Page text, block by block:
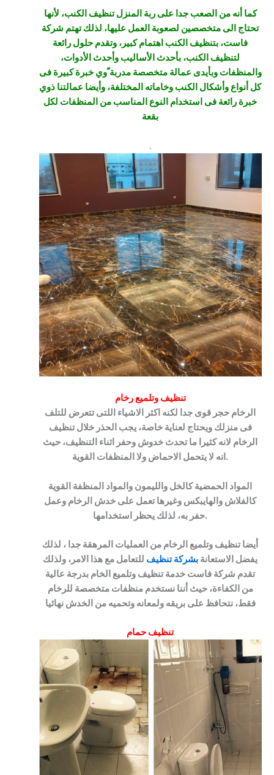
كما أنه من الصعب جدا على ربة المنزل تنظيف الكنب، لأنها
تحتاج الى متخصصين لصعوبة العمل عليها، لذلك تهتم شركة
فاست، بتنظيف الكنب اهتمام كبير، وتقدم حلول رائعة
لتنظيف الكنب، بأحدث الأساليب وأحدث الأدوات،
والمنظفات وبأيدى عمالة متخصصة مدربة ّوي خبرة كبيرة فى
كل أنواع وأشكال الكنب وخاماته المختلفة، وأيضا عمالتنا ذوي
خبرة رائعة فى استخدام النوع المناسب من المنظفات لكل
بقعة
.
تنظيف وتلميع رخام
الرخام حجر قوى جدا لكنه اكثر الاشياء اللتى تتعرض للتلف
فى منزلك ويحتاج لعناية خاصة، يجب الحذر خلال تنظيف
الرخام لانه كثيرا ما تحدث خدوش وحفر اثناء التنظيف، حيث
انه لا يتحمل الاحماض ولا المنظفات القوية.
المواد الحمضية كالخل والليمون والمواد المنظفة القوية
كالفلاش والهايبكس وغيرها تعمل على خدش الرخام وعمل
حفر به، لذلك يحظر استخدامها.
أيضا تنظيف وتلميع الرخام من العمليات المرهقة جدا ، لذلك
يفضل الاستعانة بشركة تنظيف للتعامل مع هذا الامر، ولذلك
تقدم شركة فاست خدمة تنظيف وتلميع الخام بدرجة عالية
من الكفاءة، حيث أننا نستخدم منظفات متخصصة للرخام
فقط، نتحافظ على بريقه ولمعانه وتحميه من الخدش نهائيا
تنظيف حمام